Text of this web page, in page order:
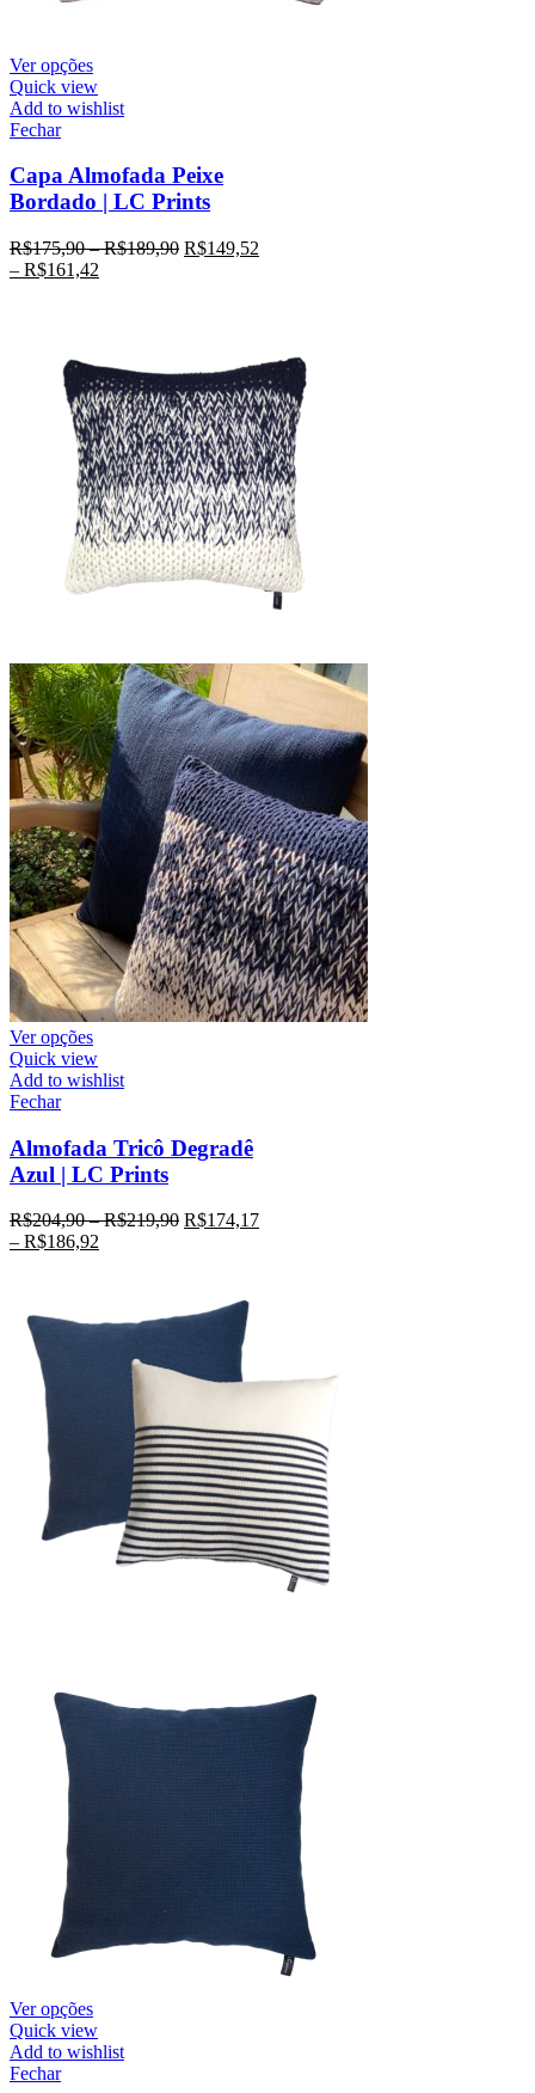
Ver opções
Quick view
Add to wishlist
Fechar
Capa Almofada Peixe
Bordado | LC Prints
R$175,90–R$189,90 R$149,52
– R$161,42
Ver opções
Quick view
Add to wishlist
Fechar
Almofada Tricô Degradê
Azul | LC Prints
R$204,90–R$219,90 R$174,17
– R$186,92
Ver opções
Quick view
Add to wishlist
Fechar